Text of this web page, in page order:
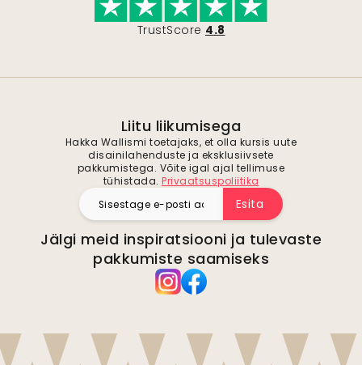
TrustScore 4.8
Liitu liikumisega
Hakka Wallismi toetajaks, et olla kursis uute
disainilahenduste ja eksklusiivsete
pakkumistega. Võite igal ajal tellimuse
tühistada. Privaatsuspoliitika
Esita
Jälgi meid inspiratsiooni ja tulevaste
pakkumiste saamiseks